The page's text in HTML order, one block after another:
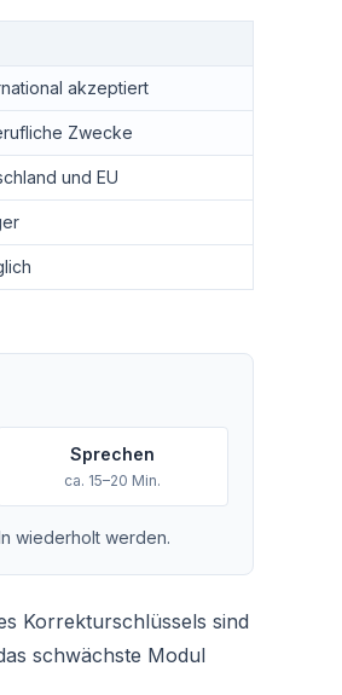
akzeptiert
Zwecke
und EU
Sprechen
ca. 15–20 Min.
wiederholt werden.
Korrekturschlüssels sind
schwächste Modul